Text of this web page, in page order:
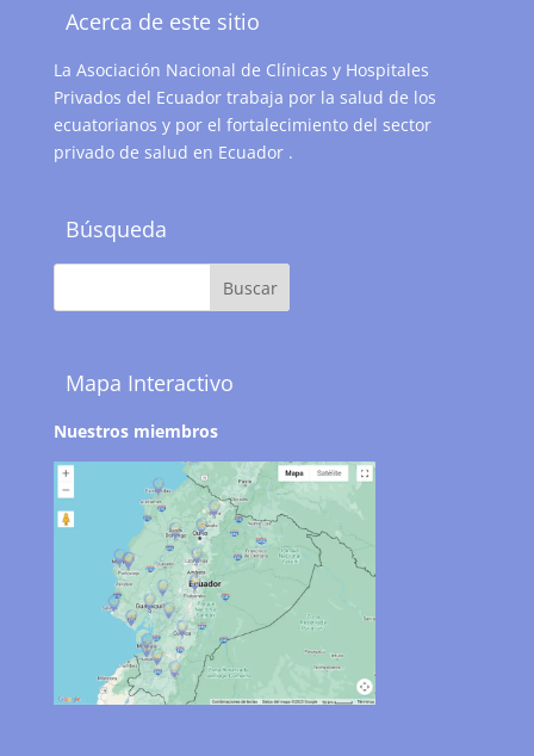
Acerca de este sitio
La Asociación Nacional de Clínicas y Hospitales
Privados del Ecuador trabaja por la salud de los
ecuatorianos y por el fortalecimiento del sector
privado de salud en Ecuador .
Búsqueda
Mapa Interactivo
Nuestros miembros